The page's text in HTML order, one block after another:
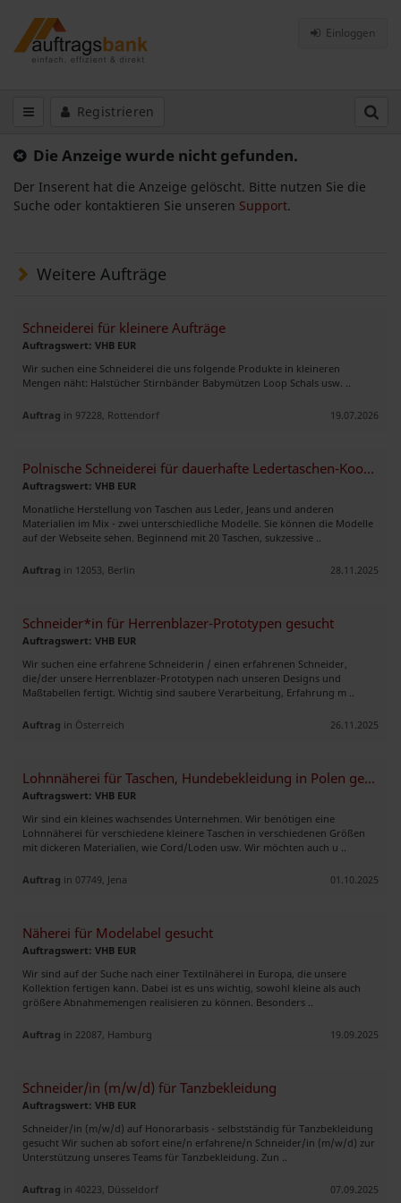
Einloggen
Registrieren
Die Anzeige wurde nicht gefunden.
Der Inserent hat die Anzeige gelöscht. Bitte nutzen Sie die
Suche oder kontaktieren Sie unseren Support.
Weitere Aufträge
Schneiderei für kleinere Aufträge
Auftragswert: VHB EUR
Wir suchen eine Schneiderei die uns folgende Produkte in kleineren
Mengen näht: Halstücher Stirnbänder Babymützen Loop Schals usw. ..
Auftrag in 97228, Rottendorf 19.07.2026
Polnische Schneiderei für dauerhafte Ledertaschen-Koorperation gesucht
Auftragswert: VHB EUR
Monatliche Herstellung von Taschen aus Leder, Jeans und anderen
Materialien im Mix - zwei unterschiedliche Modelle. Sie können die Modelle
auf der Webseite sehen. Beginnend mit 20 Taschen, sukzessive ..
Auftrag in 12053, Berlin 28.11.2025
Schneider*in für Herrenblazer-Prototypen gesucht
Auftragswert: VHB EUR
Wir suchen eine erfahrene Schneiderin / einen erfahrenen Schneider,
die/der unsere Herrenblazer-Prototypen nach unseren Designs und
Maßtabellen fertigt. Wichtig sind saubere Verarbeitung, Erfahrung m ..
Auftrag in Österreich 26.11.2025
Lohnnäherei für Taschen, Hundebekleidung in Polen gesucht
Auftragswert: VHB EUR
Wir sind ein kleines wachsendes Unternehmen. Wir benötigen eine
Lohnnäherei für verschiedene kleinere Taschen in verschiedenen Größen
mit dickeren Materialien, wie Cord/Loden usw. Wir möchten auch u ..
Auftrag in 07749, Jena 01.10.2025
Näherei für Modelabel gesucht
Auftragswert: VHB EUR
Wir sind auf der Suche nach einer Textilnäherei in Europa, die unsere
Kollektion fertigen kann. Dabei ist es uns wichtig, sowohl kleine als auch
größere Abnahmemengen realisieren zu können. Besonders ..
Auftrag in 22087, Hamburg 19.09.2025
Schneider/in (m/w/d) für Tanzbekleidung
Auftragswert: VHB EUR
Schneider/in (m/w/d) auf Honorarbasis - selbstständig für Tanzbekleidung
gesucht Wir suchen ab sofort eine/n erfahrene/n Schneider/in (m/w/d) zur
Unterstützung unseres Teams für Tanzbekleidung. Zun ..
Auftrag in 40223, Düsseldorf 07.09.2025